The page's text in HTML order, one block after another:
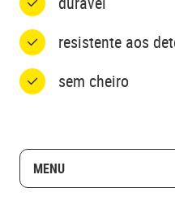
resistente aos
sem cheiro
MENU